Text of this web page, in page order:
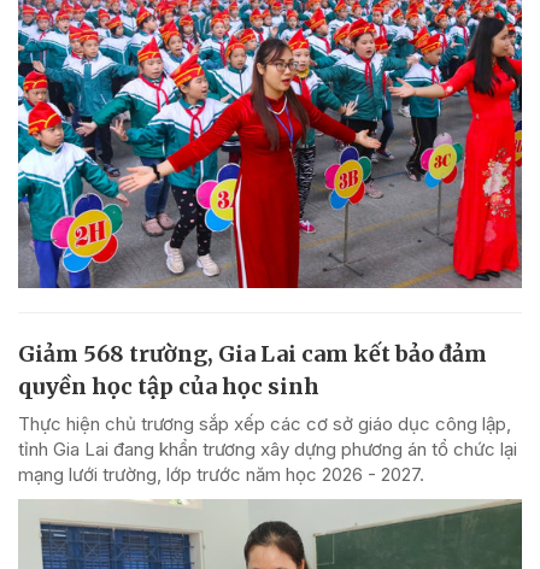
Giảm 568 trường, Gia Lai cam kết bảo đảm
quyền học tập của học sinh
Thực hiện chủ trương sắp xếp các cơ sở giáo dục công lập,
tỉnh Gia Lai đang khẩn trương xây dựng phương án tổ chức lại
mạng lưới trường, lớp trước năm học 2026 - 2027.